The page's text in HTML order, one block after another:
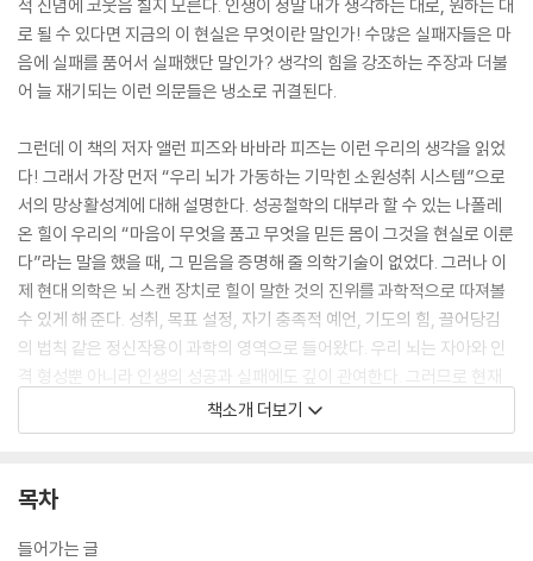
적 신념에 코웃음 칠지 모른다. 인생이 정말 내가 생각하는 대로, 원하는 대
로 될 수 있다면 지금의 이 현실은 무엇이란 말인가! 수많은 실패자들은 마
음에 실패를 품어서 실패했단 말인가? 생각의 힘을 강조하는 주장과 더불
어 늘 재기되는 이런 의문들은 냉소로 귀결된다.
그런데 이 책의 저자 앨런 피즈와 바바라 피즈는 이런 우리의 생각을 읽었
다! 그래서 가장 먼저 “우리 뇌가 가동하는 기막힌 소원성취 시스템”으로
서의 망상활성계에 대해 설명한다. 성공철학의 대부라 할 수 있는 나폴레
온 힐이 우리의 “마음이 무엇을 품고 무엇을 믿든 몸이 그것을 현실로 이룬
다”라는 말을 했을 때, 그 믿음을 증명해 줄 의학기술이 없었다. 그러나 이
제 현대 의학은 뇌 스캔 장치로 힐이 말한 것의 진위를 과학적으로 따져볼
수 있게 해 준다. 성취, 목표 설정, 자기 충족적 예언, 기도의 힘, 끌어당김
의 법칙 같은 정신작용이 과학의 영역으로 들어왔다. 우리 뇌는 자아와 인
격 형성뿐 아니라 인생의 성공과 실패에도 깊이 관여한다. 그러므로 현재
어떤 상태에 있든 나의 미래만은 내 뜻대로, 내 힘을 통해 성공적으로 꾸리
고 싶다면 ‘과학적’ 견지에서 우리 뇌의 작동 방식을 알아보는 것이 유용할
어떻게 그 놀라운 결과를 얻을 수 있는지를 분명하게 배울 수 있다.”
책소개 더보기
목차
들어가는 글